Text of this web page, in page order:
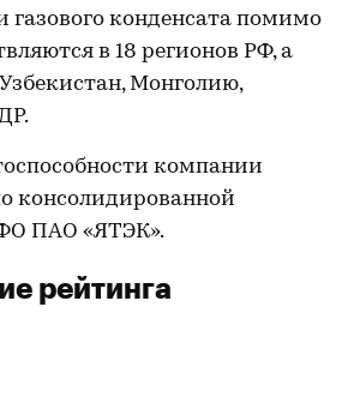
газового конденсата помимо
в 18 регионов РФ, а
Монголию,
компании
консолидированной
ПАО «ЯТЭК».
рейтинга